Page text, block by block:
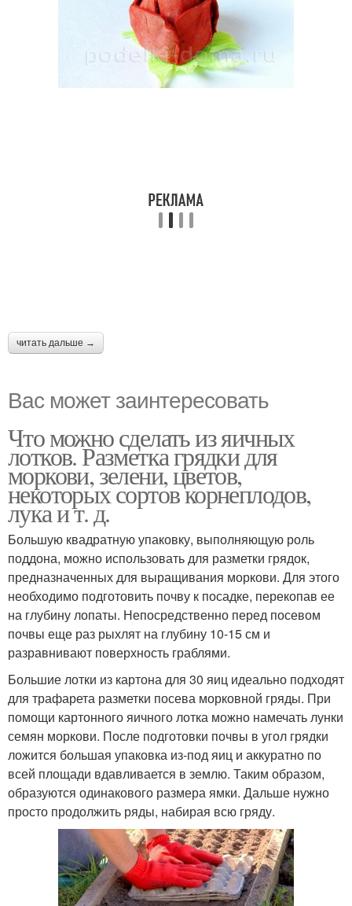
читать дальше →
Вас может заинтересовать
Что можно сделать из яичных
лотков. Разметка грядки для
моркови, зелени, цветов,
некоторых сортов корнеплодов,
лука и т. д.
Большую квадратную упаковку, выполняющую роль
поддона, можно использовать для разметки грядок,
предназначенных для выращивания моркови. Для этого
необходимо подготовить почву к посадке, перекопав ее
на глубину лопаты. Непосредственно перед посевом
почвы еще раз рыхлят на глубину 10-15 см и
разравнивают поверхность граблями.
Большие лотки из картона для 30 яиц идеально подходят
для трафарета разметки посева морковной гряды. При
помощи картонного яичного лотка можно намечать лунки
семян моркови. После подготовки почвы в угол грядки
ложится большая упаковка из-под яиц и аккуратно по
всей площади вдавливается в землю. Таким образом,
образуются одинакового размера ямки. Дальше нужно
просто продолжить ряды, набирая всю гряду.